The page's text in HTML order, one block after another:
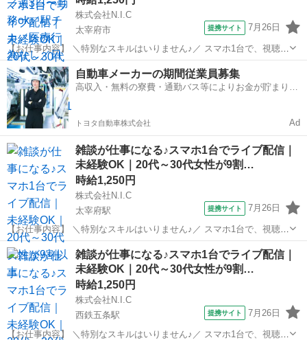
株式会社N.I.C
太宰府市
提携サイト 7月26日
【お仕事内容】 ＼特別なスキルはいりません♪／ スマホ1台で、視聴者
と楽しくお話しするだけ。 在籍ライバーの9割以上が20代～30代の女
性。 同世代が多く、未経験からでも始めやすい環境です。 スマホアプ
リを使ったライブ配...
福岡 太宰府市 イベントスタッフ
自動車メーカーの期間従業員募集
高収入・無料の寮費・通勤バス等によりお金が貯まりや
トヨタ自動車株式会社 Ad
雑談が仕事になる♪スマホ1台でライブ配信｜
未経験OK｜20代～30代女性が9割…
時給1,250円
株式会社N.I.C
太宰府駅
提携サイト 7月26日
【お仕事内容】 ＼特別なスキルはいりません♪／ スマホ1台で、視聴者
と楽しくお話しするだけ。 在籍ライバーの9割以上が20代～30代の女
性。 同世代が多く、未経験からでも始めやすい環境です。 スマホアプ
リを使ったライブ配...
福岡 太宰府市 太宰府駅 イベントスタッフ
雑談が仕事になる♪スマホ1台でライブ配信｜
未経験OK｜20代～30代女性が9割…
時給1,250円
株式会社N.I.C
西鉄五条駅
提携サイト 7月26日
【お仕事内容】 ＼特別なスキルはいりません♪／ スマホ1台で、視聴者